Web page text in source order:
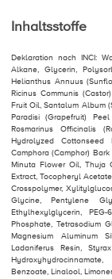
Inhaltsstoffe
Deklaration nach INCI:
Alkane, Glycerin,
Helianthus Annuus
Ricinus Communis
Fruit Oil, Santalum Album
Paradisi (Grapefruit)
Rosmarinus Officinalis
Hydrolyzed Cottonseed
Camphora (Camphor)
Minuta Flower Oil, Thuja
Extract, Tocopheryl
Crosspolymer,
Glycine, Pentylene
Ethylhexylglycerin,
Phosphate, Tetrasodium
Magnesium Aluminum
Ladaniferus Resin,
Benzoate, Linalool,